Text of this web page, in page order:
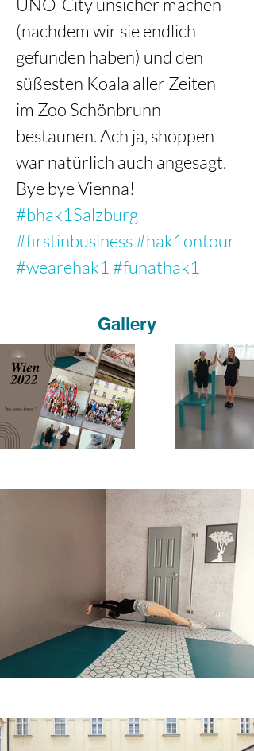
UNO-City unsicher machen
(nachdem wir sie endlich
gefunden haben) und den
süßesten Koala aller Zeiten
im Zoo Schönbrunn
bestaunen. Ach ja, shoppen
war natürlich auch angesagt.
Bye bye Vienna!
#bhak1Salzburg
#firstinbusiness#hak1ontour
#wearehak1 #funathak1
Gallery